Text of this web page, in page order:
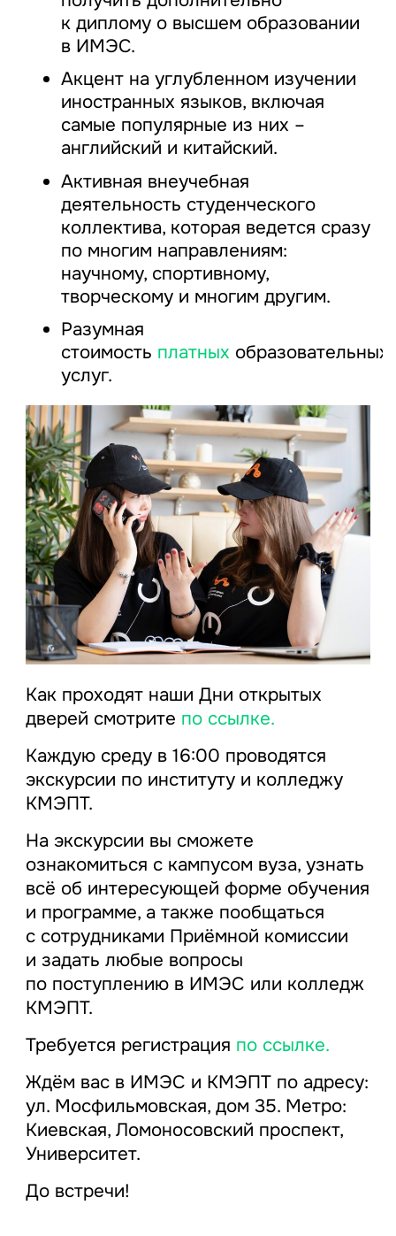
к диплому о высшем образовании
в ИМЭС.
Акцент на углубленном изучении
иностранных языков, включая
самые популярные из них –
английский и китайский.
Активная внеучебная
деятельность студенческого
коллектива, которая ведется сразу
по многим направлениям:
научному, спортивному,
творческому и многим другим.
Разумная
стоимость платных образовательных
услуг.
Как проходят наши Дни открытых
дверей смотрите по ссылке.
Каждую среду в 16:00 проводятся
экскурсии по институту и колледжу
КМЭПТ.
На экскурсии вы сможете
ознакомиться с кампусом вуза, узнать
всё об интересующей форме обучения
и программе, а также пообщаться
с сотрудниками Приёмной комиссии
и задать любые вопросы
по поступлению в ИМЭС или колледж
КМЭПТ.
Требуется регистрация по ссылке.
Ждём вас в ИМЭС и КМЭПТ по адресу:
ул. Мосфильмовская, дом 35. Метро:
Киевская, Ломоносовский проспект,
Университет.
До встречи!